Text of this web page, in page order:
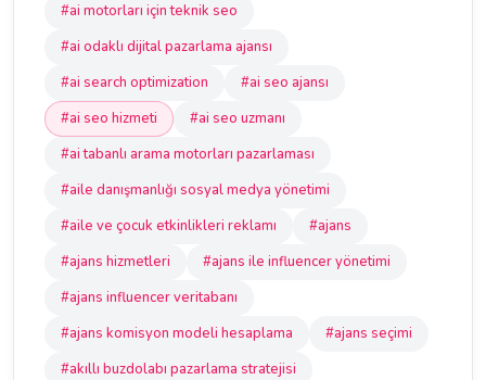
#ai motorları için teknik seo
#ai odaklı dijital pazarlama ajansı
#ai search optimization
#ai seo ajansı
#ai seo hizmeti
#ai seo uzmanı
#ai tabanlı arama motorları pazarlaması
#aile danışmanlığı sosyal medya yönetimi
#aile ve çocuk etkinlikleri reklamı
#ajans
#ajans hizmetleri
#ajans ile influencer yönetimi
#ajans influencer veritabanı
#ajans komisyon modeli hesaplama
#ajans seçimi
#akıllı buzdolabı pazarlama stratejisi